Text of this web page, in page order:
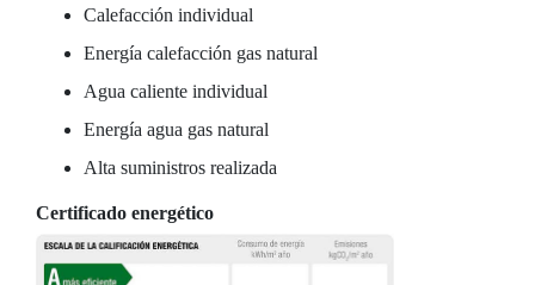
Calefacción individual
Energía calefacción gas natural
Agua caliente individual
Energía agua gas natural
Alta suministros realizada
Certificado energético